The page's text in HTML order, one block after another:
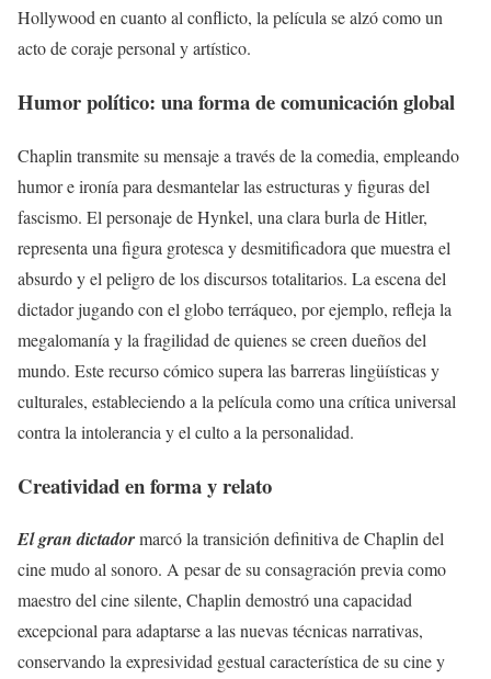
Hollywood en cuanto al conflicto, la película se alzó como un
acto de coraje personal y artístico.
Humor político: una forma de comunicación global
Chaplin transmite su mensaje a través de la comedia, empleando
humor e ironía para desmantelar las estructuras y figuras del
fascismo. El personaje de Hynkel, una clara burla de Hitler,
representa una figura grotesca y desmitificadora que muestra el
absurdo y el peligro de los discursos totalitarios. La escena del
dictador jugando con el globo terráqueo, por ejemplo, refleja la
megalomanía y la fragilidad de quienes se creen dueños del
mundo. Este recurso cómico supera las barreras lingüísticas y
culturales, estableciendo a la película como una crítica universal
contra la intolerancia y el culto a la personalidad.
Creatividad en forma y relato
El gran dictadormarcó la transición definitiva de Chaplin del
cine mudo al sonoro. A pesar de su consagración previa como
maestro del cine silente, Chaplin demostró una capacidad
excepcional para adaptarse a las nuevas técnicas narrativas,
conservando la expresividad gestual característica de su cine y